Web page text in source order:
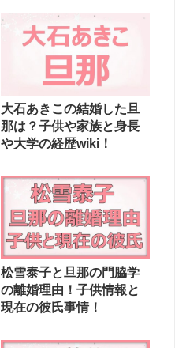
大石あきこの結婚した旦
那は？子供や家族と身長
や大学の経歴wiki！
松雪泰子と旦那の門脇学
の離婚理由！子供情報と
現在の彼氏事情！